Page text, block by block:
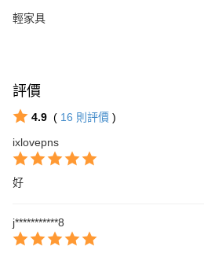
輕家具
評價
4.9 ( 16 則評價 )
ixlovepns
好
j***********8